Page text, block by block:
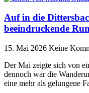
Auf in die
beeindruckende
15. Mai 2026 Keine
Der Mai zeigte sich von
dennoch war die
eine mehr als gelungene